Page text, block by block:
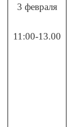
3 февраля
11:00-13.00